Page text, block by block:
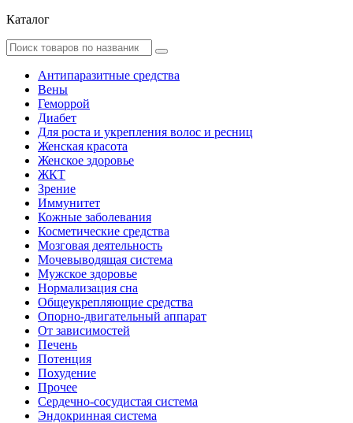
Каталог
Антипаразитные средства
Вены
Геморрой
Диабет
Для роста и укрепления волос и ресниц
Женская красота
Женское здоровье
ЖКТ
Зрение
Иммунитет
Кожные заболевания
Косметические средства
Мозговая деятельность
Мочевыводящая система
Мужское здоровье
Нормализация сна
Общеукрепляющие средства
Опорно-двигательный аппарат
От зависимостей
Печень
Потенция
Похудение
Прочее
Сердечно-сосудистая система
Эндокринная система